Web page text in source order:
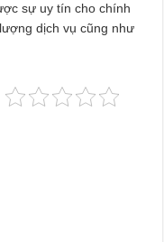
sự uy tín cho chính
dịch vụ cũng như